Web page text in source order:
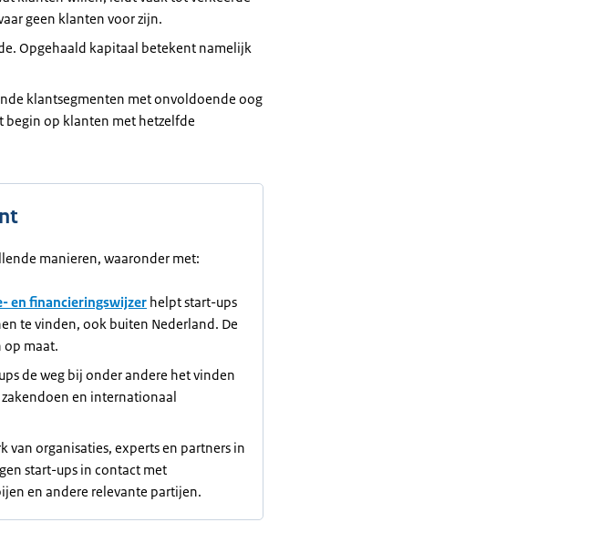
geen klanten voor zijn.
Opgehaald kapitaal betekent namelijk
klantsegmenten met onvoldoende oog
begin op klanten met hetzelfde
manieren, waaronder met:
en financieringswijzer helpt start-ups
te vinden, ook buiten Nederland. De
op maat.
de weg bij onder andere het vinden
en internationaal
van organisaties, experts en partners in
start-ups in contact met
en andere relevante partijen.